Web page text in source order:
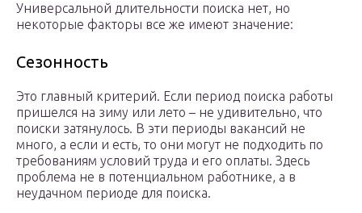
Универсальной длительности поиска нет, но
некоторые факторы все же имеют значение:
Сезонность
Это главный критерий. Если период поиска работы
пришелся на зиму или лето – не удивительно, что
поиски затянулось. В эти периоды вакансий не
много, а если и есть, то они могут не подходить по
требованиям условий труда и его оплаты. Здесь
проблема не в потенциальном работнике, а в
неудачном периоде для поиска.